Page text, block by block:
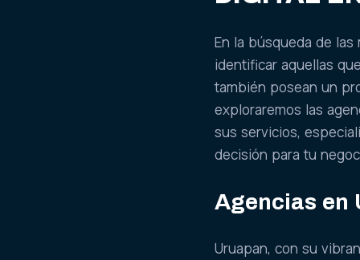
En la búsqueda de
identificar aquellas
también posean un
exploraremos las
sus servicios,
decisión para tu
Agencias en
Uruapan, con su